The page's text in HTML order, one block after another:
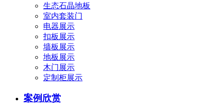
生态石晶地板
室内套装门
电器展示
扣板展示
墙板展示
地板展示
木门展示
定制柜展示
案例欣赏